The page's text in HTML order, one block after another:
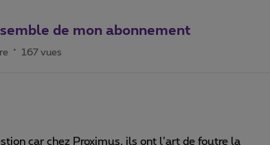
de mon abonnement
167 vues
car chez Proximus, ils ont l’art de foutre la